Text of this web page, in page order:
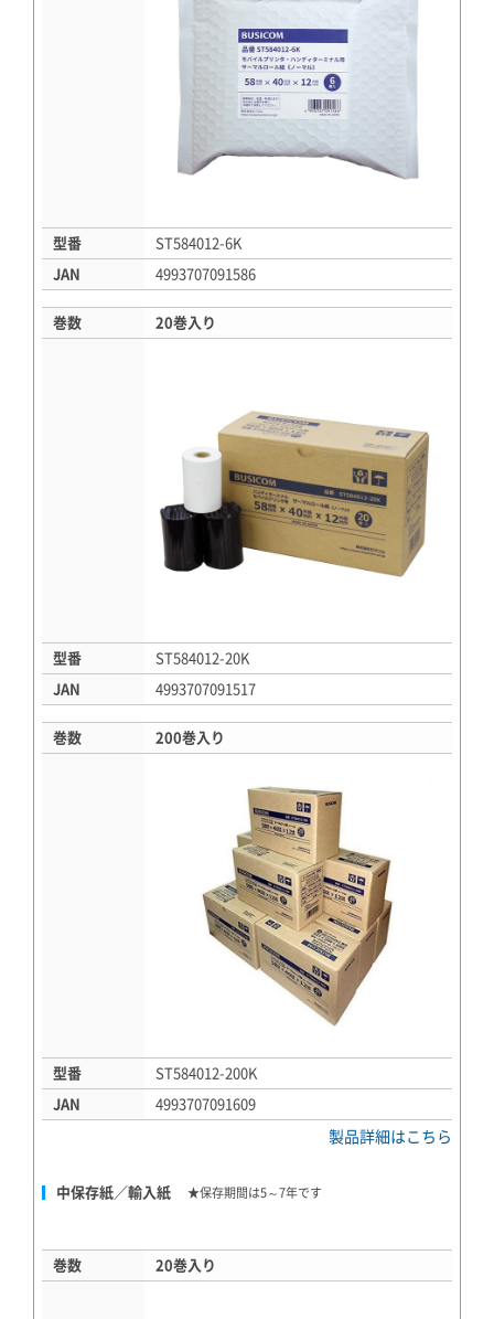
型番 ST584012-6K
JAN 4993707091586
巻数 20巻入り
型番 ST584012-20K
JAN 4993707091517
巻数 200巻入り
型番 ST584012-200K
JAN 4993707091609
製品詳細はこちら
中保存紙／輸入紙 ★保存期間は5～7年です
巻数 20巻入り